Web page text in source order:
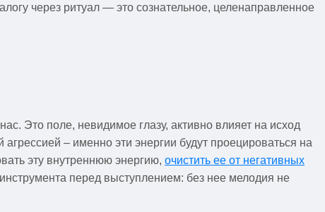
через ритуал — это сознательное, целенаправленное
Это поле, невидимое глазу, активно влияет на исход
– именно эти энергии будут проецироваться на
эту внутреннюю энергию, очистить ее от негативных
перед выступлением: без нее мелодия не